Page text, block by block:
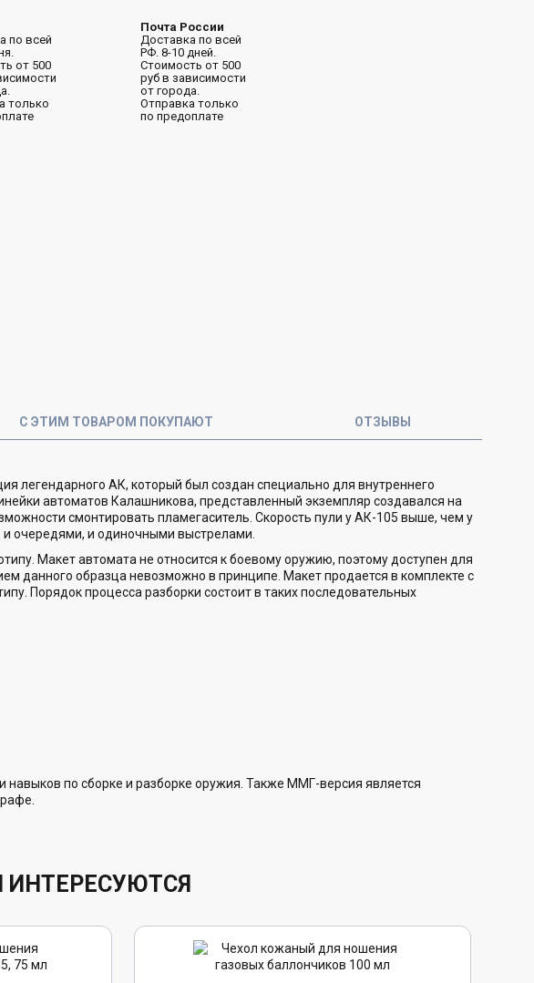
по всей
от 500
только
Почта России
Доставка по всей
РФ. 8-10 дней.
Стоимость от 500
руб в зависимости
от города.
Отправка только
по предоплате
С ЭТИМ ТОВАРОМ ПОКУПАЮТ ОТЗЫВЫ
легендарного АК, который был создан специально для внутреннего
автоматов Калашникова, представленный экземпляр создавался на
смонтировать пламегаситель. Скорость пули у АК-105 выше, чем у
очередями, и одиночными выстрелами.
Макет автомата не относится к боевому оружию, поэтому доступен для
данного образца невозможно в принципе. Макет продается в комплекте с
Порядок процесса разборки состоит в таких последовательных
по сборке и разборке оружия. Также ММГ-версия является